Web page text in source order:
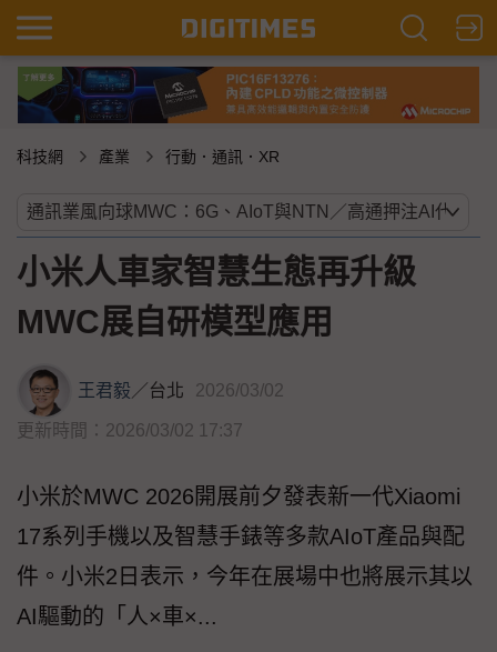
科技網 產業 行動．通訊．XR
小米人車家智慧生態再升級
MWC展自研模型應用
王君毅／台北 2026/03/02
更新時間：2026/03/02 17:37
小米於MWC 2026開展前夕發表新一代Xiaomi
17系列手機以及智慧手錶等多款AIoT產品與配
件。小米2日表示，今年在展場中也將展示其以
AI驅動的「人×車×...